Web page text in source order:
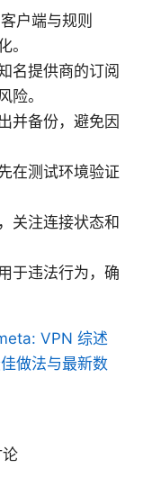
户端与规则
。
名提供商的订阅
险。
并备份，避免因
在测试环境验证
关注连接状态和
于违法行为，确
VPN 综述
做法与最新数